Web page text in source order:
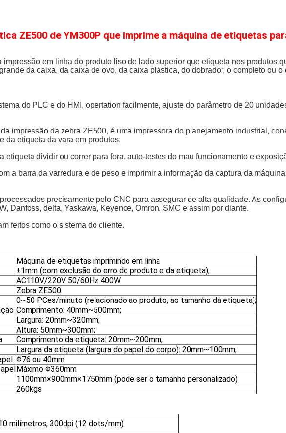
ZE500 de YM300P que imprime a máquina de etiquetas
impressão em linha do produto liso de lado superior que etiqueta nos produtos
da caixa, da caixa de ovo, da caixa plástica, do dobrador, o completo ou o
do PLC e do HMI, opertation facilmente, ajuste do parâmetro de 20
impressão da zebra ZE500, é uma impressora do planejamento industrial,
da etiqueta da vara em produtos.
etiqueta dividir ou correr para fora, auto-testes do mau funcionamento e
a barra da varredura e de peso e imprimir a informação da captura da
precisamente pelo CNC para assegurar de alta qualidade. As
Danfoss, delta, Yaskawa, Keyence, Omron, SMC e assim por diante.
feitos como o sistema do cliente.
Máquina de etiquetas imprimindo em linha
±1mm (com exclusão do erro do produto e da etiqueta);
AC110V/220V 50/60Hz 400W
Zebra ZE500
0~50 PCes/minuto (relacionado ao produto, ao tamanho da etiqueta);
Comprimento: 40mm~500mm;
Largura: 20mm~320mm;
Altura: 50mm~300mm;
Comprimento da etiqueta: 20mm~200mm;
Largura da etiqueta (largura do papel do corpo): 20mm~100mm;
Φ76 ou 40mm
Máximo Φ360mm
1100mm×900mm×1750mm (pode ser o tamanho personalizado)
260kgs
milímetros, 300dpi (12 dots/mm)